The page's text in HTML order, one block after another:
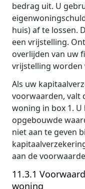
bedrag uit. U
huis) af te lossen.
een vrijstelling.
overlijden van uw
vrijstelling worden
Als uw
voorwaarden, valt
woning in box 1.
opgebouwde
niet aan te geven
aan de
11.3.1
woning